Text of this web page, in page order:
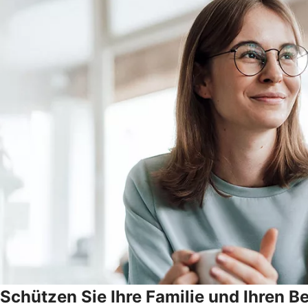
Schützen Sie Ihre Familie und Ihren